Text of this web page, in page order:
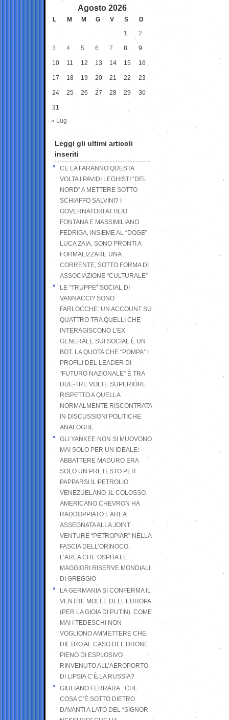
Agosto 2026
L M M G V S
D
1
2
3 4 5 6 7 8 9
10 11 12 13 14 15 16
17 18 19 20 21 22 23
24 25 26 27 28 29 30
31
« Lug
Leggi gli ultimi articoli
inseriti
CE LA FARANNO QUESTA
VOLTA I PAVIDI LEGHISTI “DEL
NORD” A METTERE SOTTO
SCHIAFFO SALVINI? I
GOVERNATORI ATTILIO
FONTANA E MASSIMILIANO
FEDRIGA, INSIEME AL “DOGE”
LUCA ZAIA, SONO PRONTI A
FORMALIZZARE UNA
CORRENTE, SOTTO FORMA DI
ASSOCIAZIONE “CULTURALE”
LE “TRUPPE” SOCIAL DI
VANNACCI? SONO
FARLOCCHE: UN ACCOUNT SU
QUATTRO TRA QUELLI CHE
INTERAGISCONO L’EX
GENERALE SUI SOCIAL È UN
BOT. LA QUOTA CHE “POMPA” I
PROFILI DEL LEADER DI
“FUTURO NAZIONALE” È TRA
DUE-TRE VOLTE SUPERIORE
RISPETTO A QUELLA
NORMALMENTE RISCONTRATA
IN DISCUSSIONI POLITICHE
ANALOGHE
GLI YANKEE NON SI MUOVONO
MAI SOLO PER UN IDEALE:
ABBATTERE MADURO ERA
SOLO UN PRETESTO PER
PAPPARSI IL PETROLIO
VENEZUELANO .IL COLOSSO
AMERICANO CHEVRON HA
RADDOPPIATO L’AREA
ASSEGNATA ALLA JOINT
VENTURE “PETROPIAR” NELLA
FASCIA DELL’ORINOCO,
L’AREA CHE OSPITA LE
MAGGIORI RISERVE MONDIALI
DI GREGGIO
LA GERMANIA SI CONFERMA IL
VENTRE MOLLE DELL’EUROPA
(PER LA GIOIA DI PUTIN). COME
MAI I TEDESCHI NON
VOGLIONO AMMETTERE CHE
DIETRO AL CASO DEL DRONE
PIENO DI ESPLOSIVO
RINVENUTO ALL’AEROPORTO
DI LIPSIA C’È LA RUSSIA?
GIULIANO FERRARA: ’CHE
COSA C’È SOTTO DIETRO
DAVANTI A LATO DEL “SIGNOR